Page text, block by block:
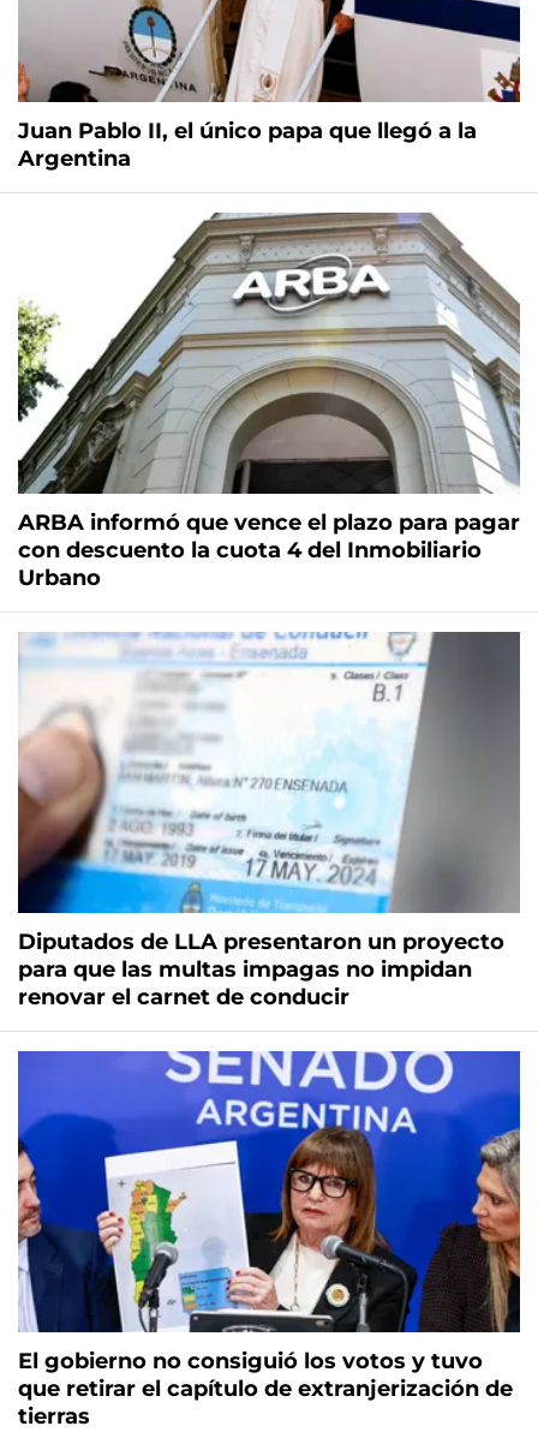
Juan Pablo II, el único papa que llegó a la
Argentina
ARBA informó que vence el plazo para pagar
con descuento la cuota 4 del Inmobiliario
Urbano
Diputados de LLA presentaron un proyecto
para que las multas impagas no impidan
renovar el carnet de conducir
El gobierno no consiguió los votos y tuvo
que retirar el capítulo de extranjerización de
tierras